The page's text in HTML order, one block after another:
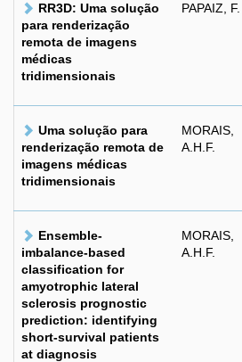
RR3D: Uma solução
para renderização
remota de imagens
médicas
tridimensionais
PAPAIZ, F.
Uma solução para
renderização remota de
imagens médicas
tridimensionais
MORAIS,
A.H.F.
Ensemble-
imbalance-based
classification for
amyotrophic lateral
sclerosis prognostic
prediction: identifying
short-survival patients
at diagnosis
MORAIS,
A.H.F.